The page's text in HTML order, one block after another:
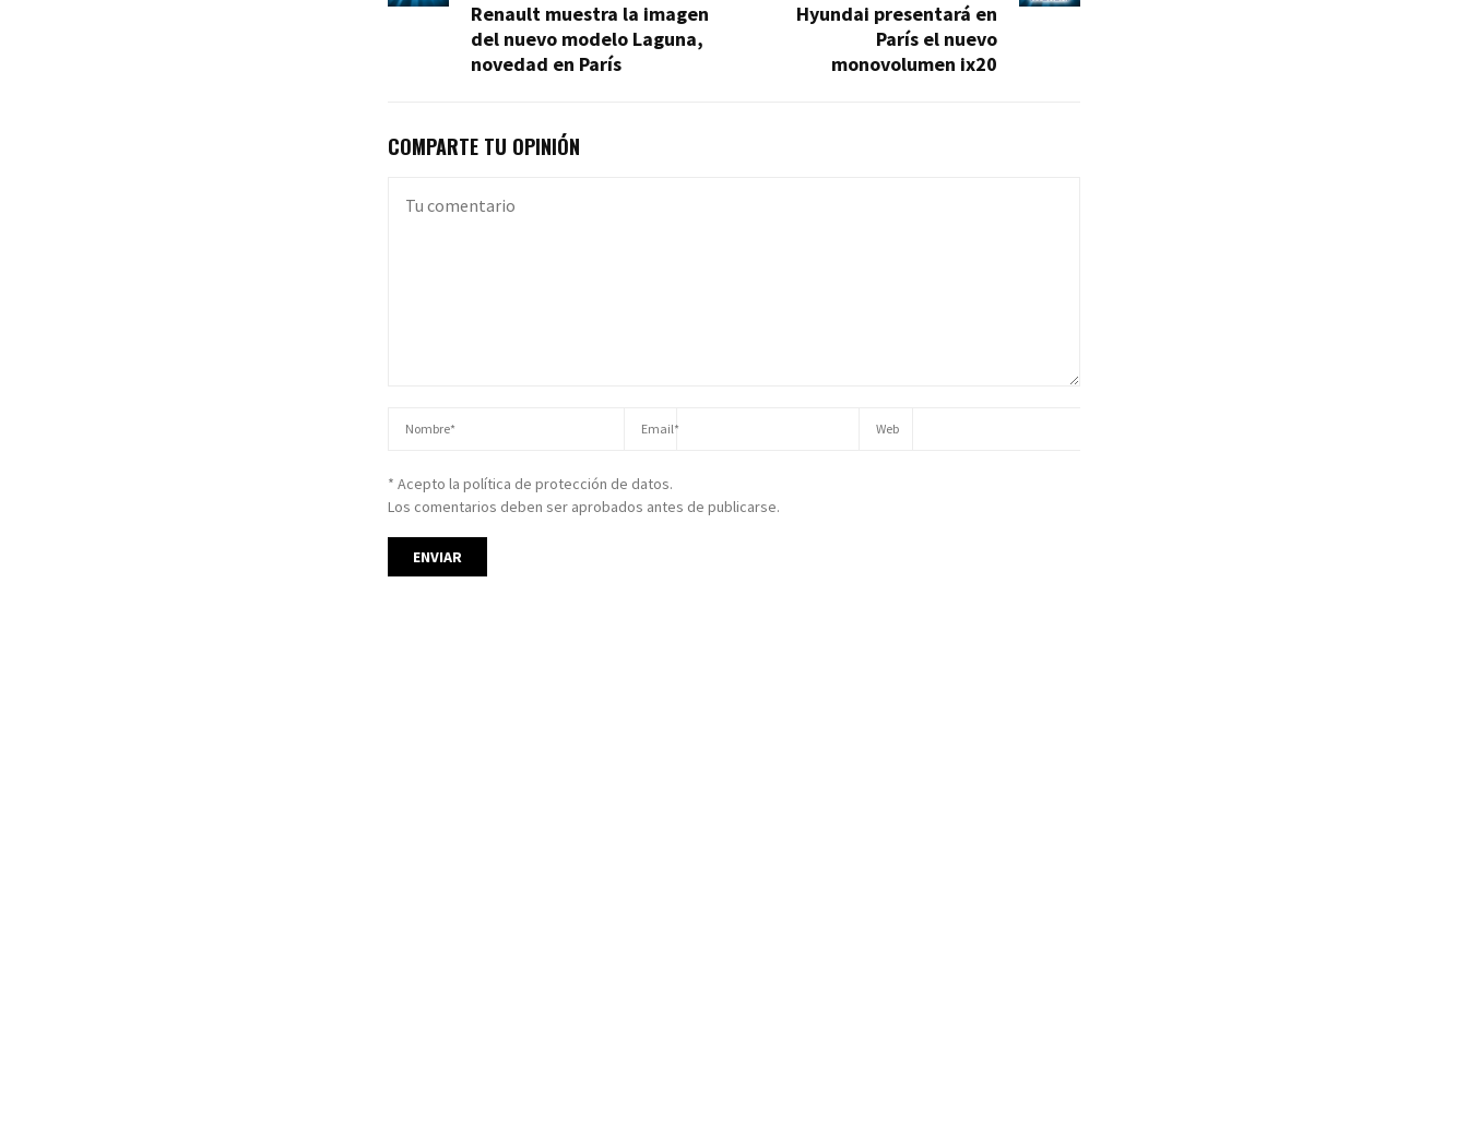
Renault muestra la imagen
del nuevo modelo Laguna,
novedad en París
Hyundai presentará en
París el nuevo
monovolumen ix20
COMPARTE TU OPINIÓN
* Acepto la política de protección de datos.
Los comentarios deben ser aprobados antes de publicarse.